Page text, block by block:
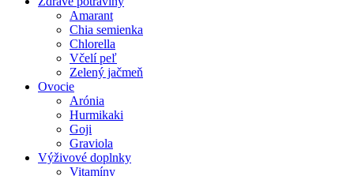
Amarant
Chia semienka
Chlorella
Včelí peľ
Zelený jačmeň
Ovocie
Arónia
Hurmikaki
Goji
Graviola
Výživové doplnky
Vitamíny